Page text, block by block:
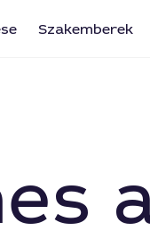
Szakemberek